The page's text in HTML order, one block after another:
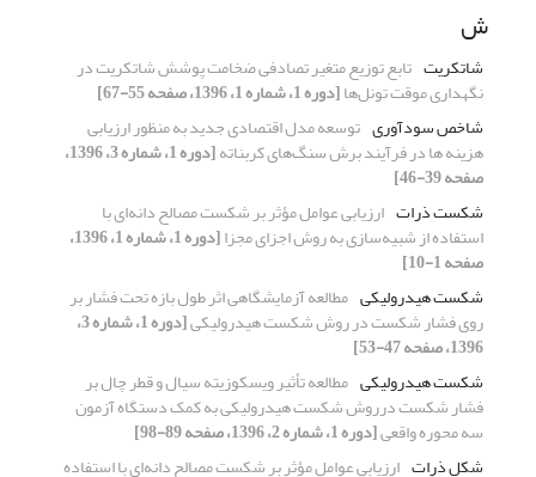
ش
شاتکریت تابع توزیع متغیر تصادفی ضخامت پوشش شاتکریت در
نگهداری موقت تونل‌ها[دوره 1، شماره 1، 1396، صفحه 55-67]
شاخص سودآوری توسعه مدل اقتصادی جدید به منظور ارزیابی
هزینه ها در فرآیند برش سنگ‌های کربناته [دوره 1، شماره 3، 1396،
صفحه 39-46]
شکست ذرات ارزیابی عوامل مؤثر بر شکست مصالح دانه‌ای با
استفاده از شبیه‌سازی به روش اجزای مجزا [دوره 1، شماره 1، 1396،
صفحه 1-10]
شکست هیدرولیکی مطالعه آزمایشگاهی اثر طول بازه تحت فشار بر
روی فشار شکست در روش شکست هیدرولیکی [دوره 1، شماره 3،
1396، صفحه 47-53]
شکست هیدرولیکی مطالعه تأثیر ویسکوزیته سیال و قطر چال بر
فشار شکست درروش شکست هیدرولیکی به کمک دستگاه آزمون
سه محوره واقعی[دوره 1، شماره 2، 1396، صفحه 89-98]
شکل ذرات ارزیابی عوامل مؤثر بر شکست مصالح دانه‌ای با استفاده